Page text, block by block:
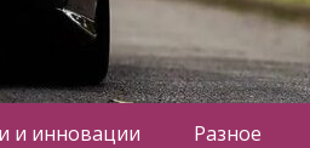
и инновации Разное